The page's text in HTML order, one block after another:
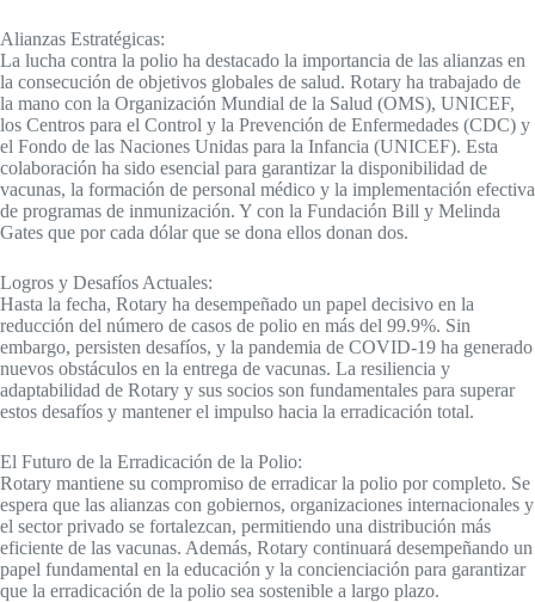
Alianzas Estratégicas:
La lucha contra la polio ha destacado la importancia de las alianzas en
la consecución de objetivos globales de salud. Rotary ha trabajado de
la mano con la Organización Mundial de la Salud (OMS), UNICEF,
los Centros para el Control y la Prevención de Enfermedades (CDC) y
el Fondo de las Naciones Unidas para la Infancia (UNICEF). Esta
colaboración ha sido esencial para garantizar la disponibilidad de
vacunas, la formación de personal médico y la implementación efectiva
de programas de inmunización. Y con la Fundación Bill y Melinda
Gates que por cada dólar que se dona ellos donan dos.
Logros y Desafíos Actuales:
Hasta la fecha, Rotary ha desempeñado un papel decisivo en la
reducción del número de casos de polio en más del 99.9%. Sin
embargo, persisten desafíos, y la pandemia de COVID-19 ha generado
nuevos obstáculos en la entrega de vacunas. La resiliencia y
adaptabilidad de Rotary y sus socios son fundamentales para superar
estos desafíos y mantener el impulso hacia la erradicación total.
El Futuro de la Erradicación de la Polio:
Rotary mantiene su compromiso de erradicar la polio por completo. Se
espera que las alianzas con gobiernos, organizaciones internacionales y
el sector privado se fortalezcan, permitiendo una distribución más
eficiente de las vacunas. Además, Rotary continuará desempeñando un
papel fundamental en la educación y la concienciación para garantizar
que la erradicación de la polio sea sostenible a largo plazo.